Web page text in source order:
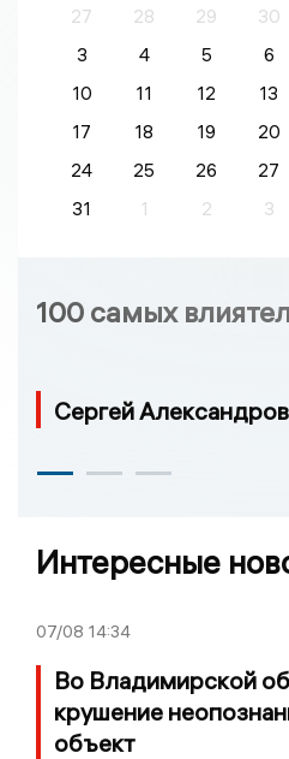
27 28 29 30
3
4 5 6
10
11 12 13
17
18 19 20
24
25 26 27
31
1 2 3
100 самых
Сергей
Интересные
07/08 14:34
Во Владимирской
крушение
объект